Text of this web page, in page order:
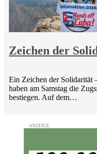
Zeichen der
Ein Zeichen der Solidarität
haben am Samstag die
bestiegen. Auf dem…